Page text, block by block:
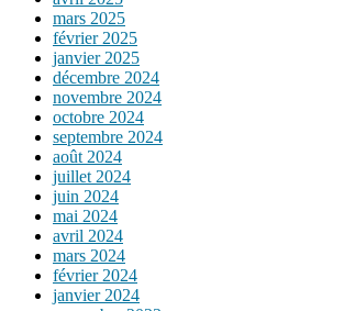
mars 2025
février 2025
janvier 2025
décembre 2024
novembre 2024
octobre 2024
septembre 2024
août 2024
juillet 2024
juin 2024
mai 2024
avril 2024
mars 2024
février 2024
janvier 2024